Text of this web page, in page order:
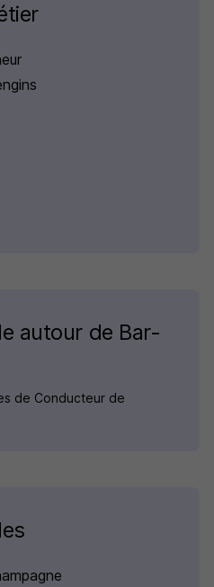
autour de Bar-
de Conducteur de